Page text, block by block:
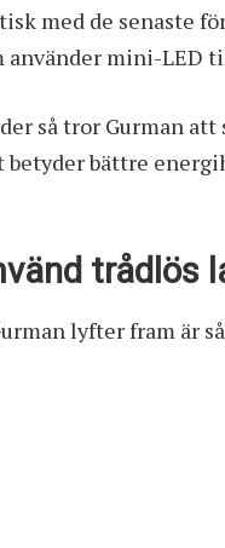
med de senaste
använder mini-LED
så tror Gurman
betyder bättre
trådlös
lyfter fram är